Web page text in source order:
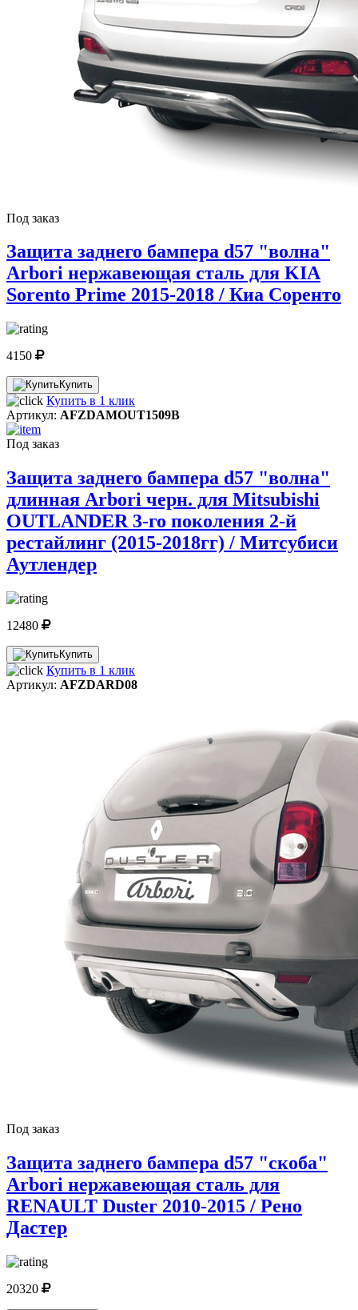
Под заказ
Защита заднего бампера d57 "волна"
Arbori нержавеющая сталь для KIA
Sorento Prime 2015-2018 / Киа Соренто
4150
Купить
Купить в 1 клик
Артикул: AFZDAMOUT1509B
Под заказ
Защита заднего бампера d57 "волна"
длинная Arbori черн. для Mitsubishi
OUTLANDER 3-го поколения 2-й
рестайлинг (2015-2018гг) / Митсубиси
Аутлендер
12480
Купить
Купить в 1 клик
Артикул: AFZDARD08
Под заказ
Защита заднего бампера d57 "скоба"
Arbori нержавеющая сталь для
RENAULT Duster 2010-2015 / Рено
Дастер
20320